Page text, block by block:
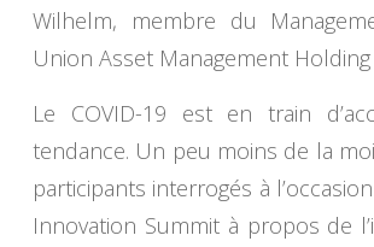
Wilhelm, membre du
Union Asset Management Holding
Le COVID-19 est en train
tendance. Un peu moins de la
participants interrogés à
Innovation Summit à propos de